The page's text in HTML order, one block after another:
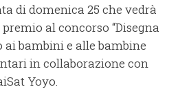
di domenica 25 che vedrà
al concorso “Disegna
ai bambini e alle bambine
in collaborazione con
Yoyo.